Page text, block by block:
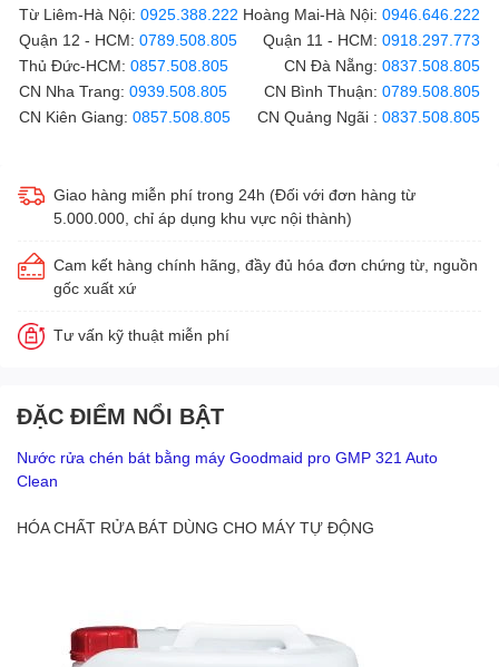
Từ Liêm-Hà Nội: 0925.388.222 Hoàng Mai-Hà Nội: 0946.646.222
Quận 12 - HCM: 0789.508.805 Quận 11 - HCM: 0918.297.773
Thủ Đức-HCM: 0857.508.805 CN Đà Nẵng: 0837.508.805
CN Nha Trang: 0939.508.805 CN Bình Thuận: 0789.508.805
CN Kiên Giang: 0857.508.805 CN Quảng Ngãi : 0837.508.805
Giao hàng miễn phí trong 24h (Đối với đơn hàng từ
5.000.000, chỉ áp dụng khu vực nội thành)
Cam kết hàng chính hãng, đầy đủ hóa đơn chứng từ, nguồn
gốc xuất xứ
Tư vấn kỹ thuật miễn phí
ĐẶC ĐIỂM NỔI BẬT
Nước rửa chén bát bằng máy Goodmaid pro GMP 321 Auto
Clean
HÓA CHẤT RỬA BÁT DÙNG CHO MÁY TỰ ĐỘNG